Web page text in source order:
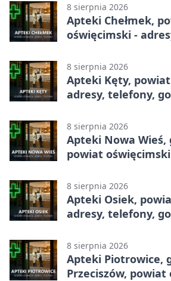
8 sierpnia 2026
Apteki Chełmek,
oświęcimski -
8 sierpnia 2026
Apteki Kęty,
adresy, telefony,
8 sierpnia 2026
Apteki Nowa Wieś,
powiat
8 sierpnia 2026
Apteki Osiek,
adresy, telefony,
8 sierpnia 2026
Apteki Piotrowice,
Przeciszów,